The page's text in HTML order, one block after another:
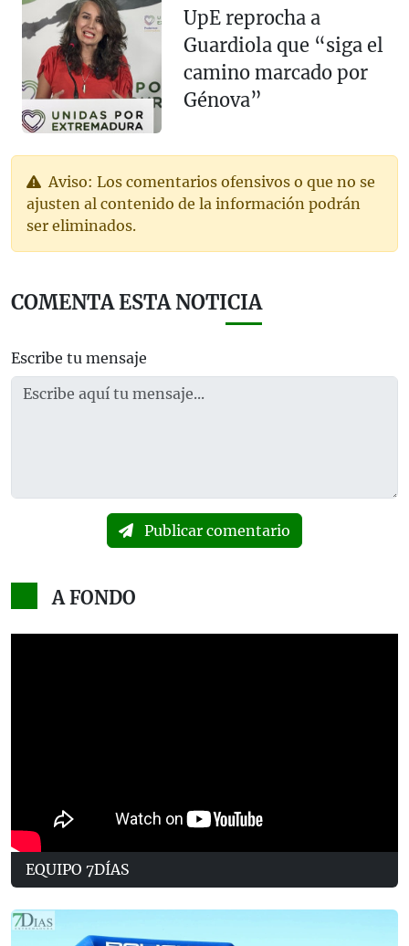
UpE reprocha a
Guardiola que “siga el
camino marcado por
Génova”
Aviso: Los comentarios ofensivos o que no se
ajusten al contenido de la información podrán
ser eliminados.
COMENTA ESTA NOTICIA
Escribe tu mensaje
Publicar comentario
A FONDO
EQUIPO 7DÍAS